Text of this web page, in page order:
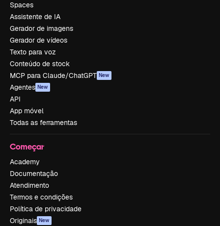
Spaces
Assistente de IA
Gerador de imagens
Gerador de vídeos
Texto para voz
Conteúdo de stock
MCP para Claude/ChatGPT New
Agentes New
API
App móvel
Todas as ferramentas
Começar
Academy
Documentação
Atendimento
Termos e condições
Política de privacidade
Originais New